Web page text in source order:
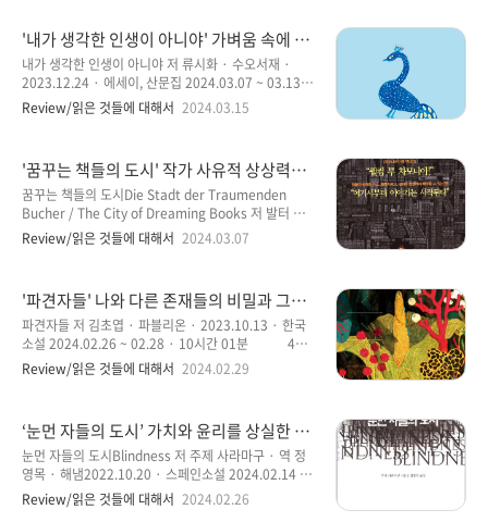
에 절판이 되었지만, 2010년에 유럽에서 재출간되며 선
풍적인 인기에 힘입어 역주행 베스트셀러가 된 점도 특
이한 소설이라는 점을 출판사 설명에서 잘 기록되고 있
다. 스토너는 한 남자의 일대기를 담담하고 정적인 느낌
으로 잘 그려내고 있다는 점이 인상적인 소설이라 말할
'내가 생각한 인생이 아니야' 가벼움 속에 깊
이와 공감 그리고 메시지들이 읽는 즐거움을
주는 류시화 산문집
내가 생각한 인생이 아니야 저 류시화 · 수오서재 ·
2023.12.24 · 에세이, 산문집 2024.03.07 ~ 03.13 ·
5시간 52분 류시화 시인의 책은 정말로 오랜만
이라는 생각을 하게 되었다. 91년도 그의 시집 ‘그대가
이 기억하고 있는 류시화 시인의 글을 중년이 되어 읽게
되었다. 비록 시집은 아니어도 산문집을 통해서 그의 글
솜씨를 접하게 되어 반갑기도 하고, 그의 책들을 그동안
등한시 했던 시간 속에 많은 책들을 출간했다는 사실에
조금은 당황했던 기억이 있다. 내 기억 속에 잊혀졌던 류
Review/읽은 것들에 대해서 2024.03.15
'꿈꾸는 책들의 도시' 작가 사유적 상상력의
풍부함과 독특함, 장엄한 모험이 있는 판타
지의 위험한 이야기
꿈꾸는 책들의 도시Die Stadt der Traumenden
Bucher / The City of Dreaming Books 저 발터 뫼
르스 · 역 두행숙 · 들녘 · 2014.08.04독일소설, 판타
지 2024.02.29 ~ 03.06 · 17시간 02분 책 표
보이는 것은 순전히 나만의 생각이었는지 모르겠다. 내
생각과 다르게 전개되는 스토리가 조금은 당황해서인지
읽다 말고 책 소개 내용을 확인해 볼 수밖에 없었다. 소
개 내용을 보고 책을 잘못 골랐다는 생각이 뇌리를 스쳐
지나갔다. 하지만 한 번 손에 든 책은 완독 할 때가 절대
Review/읽은 것들에 대해서 2024.03.07
'파견자들' 나와 다른 존재들의 비밀과 그들
과 함께 살아가는 존재들의 이야기
파견자들 저 김초엽 · 파블리온 · 2023.10.13 · 한국
소설 2024.02.26 ~ 02.28 · 10시간 01분 4번
째 읽는 김초엽 작가의 책이다. 지금까지 읽은 김초엽 작
가의 소설과는 결이 다르다는 느낌을 받았다. 김초엽 작
는 인간성을 얘기하는 모습에 조금은 색다른 소설이라
고 얘기하는 편이 나을 듯싶다. 물론 SF 라는 장르가 가
지는 특징을 버린 것도 아니다. 곳곳에 SF의 느낌을 받
을만한 장치들은 있지만, 전체 스토리에서 느낄 수 있는
부분은 적은 편이라고 얘기할 수 있을 듯하다. 김초엽 작
Review/읽은 것들에 대해서 2024.02.29
‘눈먼 자들의 도시’ 가치와 윤리를 상실한 인
간의 정체성에 대한 작가적 사유의 사고가 명
확한 묵시론적 소설
눈먼 자들의 도시Blindness 저 주제 사라마구 · 역 정
영목 · 해냄2022.10.20 · 스페인소설 2024.02.14 ~
02.23 · 10시간 47분 2022년 10월 ‘주제 사라
마구’의 탄생 100주년 기념으로 그의 대표작을 스페셜
Review/읽은 것들에 대해서 2024.02.26